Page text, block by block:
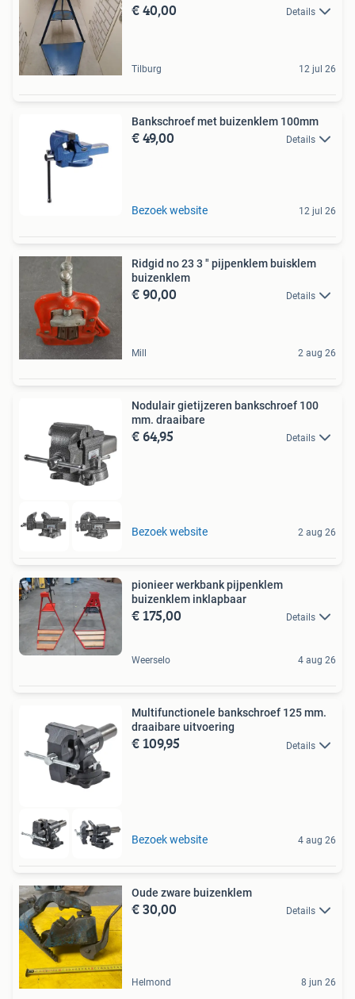
€ 40,00 Details
Tilburg 12 jul 26
Bankschroef met buizenklem 100mm
€ 49,00 Details
Bezoek website 12 jul 26
Ridgid no 23 3 " pijpenklem buisklem
buizenklem
€ 90,00 Details
Mill 2 aug 26
Nodulair gietijzeren bankschroef 100
mm. draaibare
€ 64,95 Details
Bezoek website 2 aug 26
pionieer werkbank pijpenklem
buizenklem inklapbaar
€ 175,00 Details
Weerselo 4 aug 26
Multifunctionele bankschroef 125 mm.
draaibare uitvoering
€ 109,95 Details
Bezoek website 4 aug 26
Oude zware buizenklem
€ 30,00 Details
Helmond 8 jun 26